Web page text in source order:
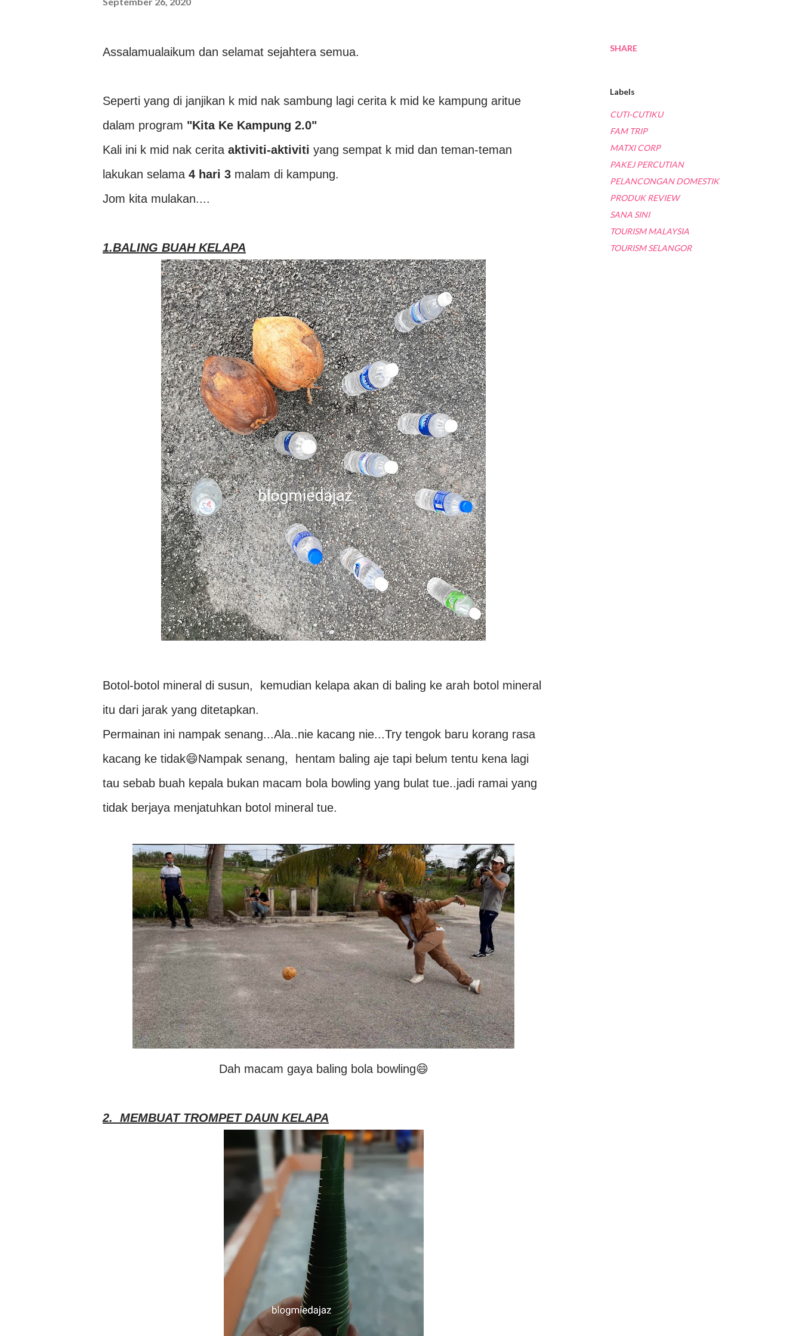
Assalamualaikum dan selamat sejahtera semua.
Seperti yang di janjikan k mid nak sambung lagi cerita k mid ke kampung aritue
dalam program "Kita Ke Kampung 2.0"
Kali ini k mid nak cerita aktiviti-aktiviti yang sempat k mid dan teman-teman
lakukan selama 4 hari 3 malam di kampung.
Jom kita mulakan....
1.BALING BUAH KELAPA
Botol-botol mineral di susun, kemudian kelapa akan di baling ke arah botol mineral
itu dari jarak yang ditetapkan.
Permainan ini nampak senang...Ala..nie kacang nie...Try tengok baru korang rasa
kacang ke tidak😄Nampak senang, hentam baling aje tapi belum tentu kena lagi
tau sebab buah kepala bukan macam bola bowling yang bulat tue..jadi ramai yang
tidak berjaya menjatuhkan botol mineral tue.
Dah macam gaya baling bola bowling😄
2. MEMBUAT TROMPET DAUN KELAPA
SHARE
Labels
CUTI-CUTIKU
FAM TRIP
MATXI CORP
PAKEJ PERCUTIAN
PELANCONGAN DOMESTIK
PRODUK REVIEW
SANA SINI
TOURISM MALAYSIA
TOURISM SELANGOR